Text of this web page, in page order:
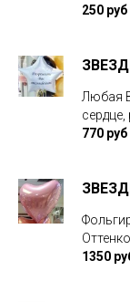
250 руб
Любая
770 руб
1350